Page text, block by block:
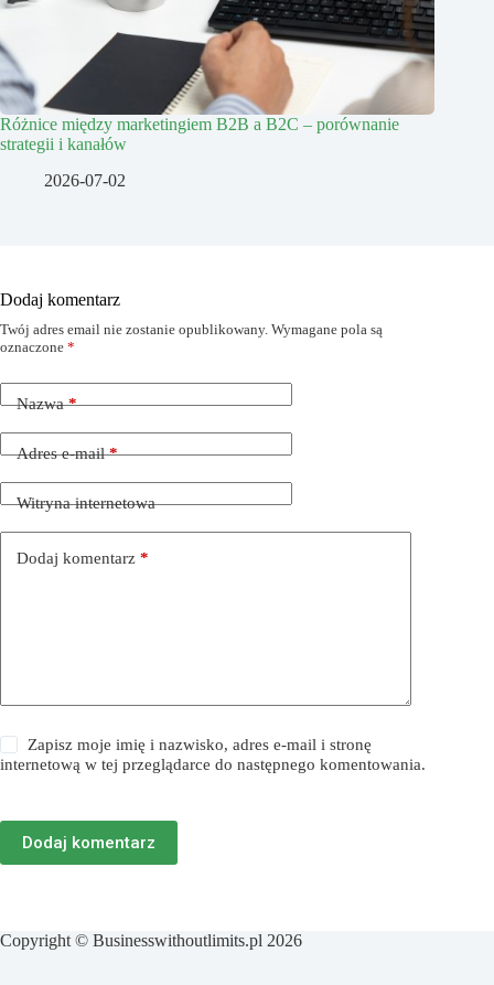
Różnice między marketingiem B2B a B2C – porównanie
strategii i kanałów
2026-07-02
Dodaj komentarz
Twój adres email nie zostanie opublikowany. Wymagane pola są
oznaczone *
Nazwa*
Adres e-mail*
Witryna internetowa
Dodaj komentarz *
Zapisz moje imię i nazwisko, adres e-mail i stronę
internetową w tej przeglądarce do następnego komentowania.
Dodaj komentarz
Copyright © Businesswithoutlimits.pl 2026